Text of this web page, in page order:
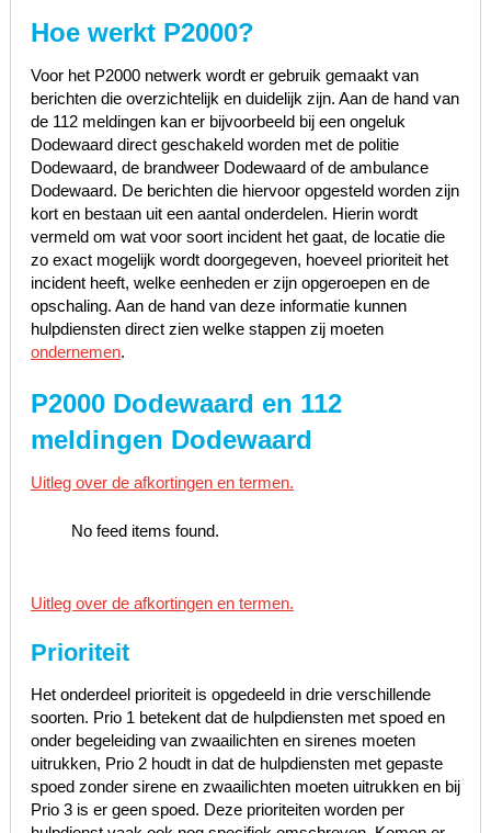
Hoe werkt P2000?
Voor het P2000 netwerk wordt er gebruik gemaakt van
berichten die overzichtelijk en duidelijk zijn. Aan de hand van
de 112 meldingen kan er bijvoorbeeld bij een ongeluk
Dodewaard direct geschakeld worden met de politie
Dodewaard, de brandweer Dodewaard of de ambulance
Dodewaard. De berichten die hiervoor opgesteld worden zijn
kort en bestaan uit een aantal onderdelen. Hierin wordt
vermeld om wat voor soort incident het gaat, de locatie die
zo exact mogelijk wordt doorgegeven, hoeveel prioriteit het
incident heeft, welke eenheden er zijn opgeroepen en de
opschaling. Aan de hand van deze informatie kunnen
hulpdiensten direct zien welke stappen zij moeten
ondernemen.
P2000 Dodewaard en 112
meldingen Dodewaard
Uitleg over de afkortingen en termen.
No feed items found.
Uitleg over de afkortingen en termen.
Prioriteit
Het onderdeel prioriteit is opgedeeld in drie verschillende
soorten. Prio 1 betekent dat de hulpdiensten met spoed en
onder begeleiding van zwaailichten en sirenes moeten
uitrukken, Prio 2 houdt in dat de hulpdiensten met gepaste
spoed zonder sirene en zwaailichten moeten uitrukken en bij
Prio 3 is er geen spoed. Deze prioriteiten worden per